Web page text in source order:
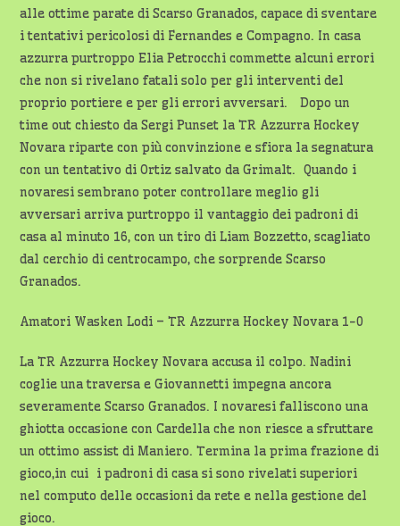
alle ottime parate di Scarso Granados, capace di sventare
i tentativi pericolosi di Fernandes e Compagno. In casa
azzurra purtroppo Elia Petrocchi commette alcuni errori
che non si rivelano fatali solo per gli interventi del
proprio portiere e per gli errori avversari. Dopo un
time out chiesto da Sergi Punset la TR Azzurra Hockey
Novara riparte con più convinzione e sfiora la segnatura
con un tentativo di Ortiz salvato da Grimalt. Quando i
novaresi sembrano poter controllare meglio gli
avversari arriva purtroppo il vantaggio dei padroni di
casa al minuto 16, con un tiro di Liam Bozzetto, scagliato
dal cerchio di centrocampo, che sorprende Scarso
Granados.
Amatori Wasken Lodi – TR Azzurra Hockey Novara 1-0
La TR Azzurra Hockey Novara accusa il colpo. Nadini
coglie una traversa e Giovannetti impegna ancora
severamente Scarso Granados. I novaresi falliscono una
ghiotta occasione con Cardella che non riesce a sfruttare
un ottimo assist di Maniero. Termina la prima frazione di
gioco,in cui i padroni di casa si sono rivelati superiori
nel computo delle occasioni da rete e nella gestione del
gioco.